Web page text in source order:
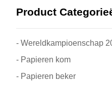
Product
- Wereldkampioenschap
- Papieren kom
- Papieren beker